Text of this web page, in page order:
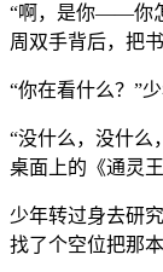
“啊，是你——你
周双手背后，把
“你在看什么？”
“没什么，没什
桌面上的《通灵
少年转过身去研
找了个空位把那